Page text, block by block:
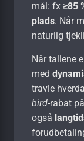
mål: fx ≥85
plads. Når
naturlig
Når tallene
med
travle
bird-rabat
også